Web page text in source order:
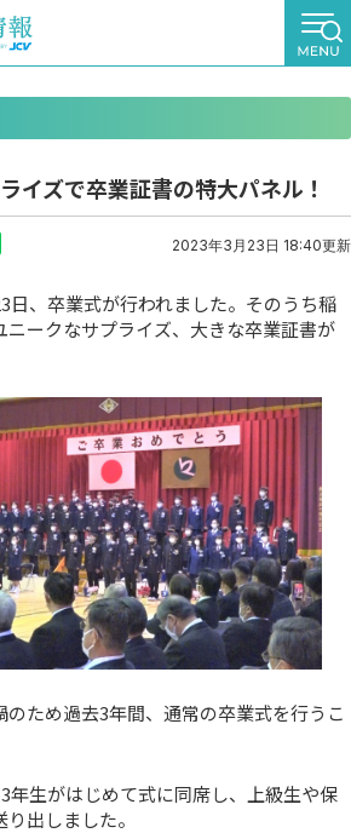
イズで卒業証書の特大パネル！
2023年3月23日 18:40更新
日、卒業式が行われました。そのうち稲
ニークなサプライズ、大きな卒業証書が
ため過去3年間、通常の卒業式を行うこ
年生がはじめて式に同席し、上級生や保
出しました。